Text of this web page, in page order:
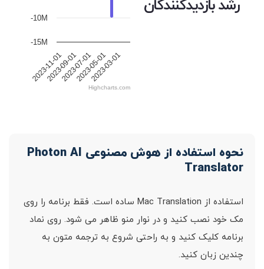
رشد بازدیدکنندگان
2023-11-01
2023-09-01
2023-07-01
2023-05-01
2023-03-01
-15M
-10M
Highcharts.com
نحوه استفاده از هوش مصنوعی Photon AI
Translator
استفاده از Mac Translation ساده است. فقط برنامه را روی
مک خود نصب کنید و در نوار منو ظاهر می شود. روی نماد
برنامه کلیک کنید و به راحتی شروع به ترجمه متون به
چندین زبان کنید.